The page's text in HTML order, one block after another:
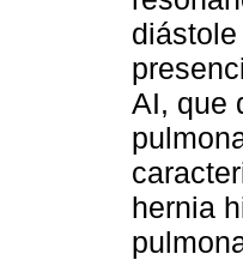
AI, que
hernia